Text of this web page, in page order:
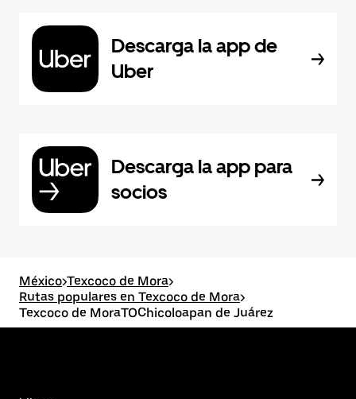
Descarga la app de
Uber
Descarga la app para
socios
México>Texcoco de Mora>
Rutas populares en Texcoco de Mora>
Texcoco de MoraTOChicoloapan de Juárez